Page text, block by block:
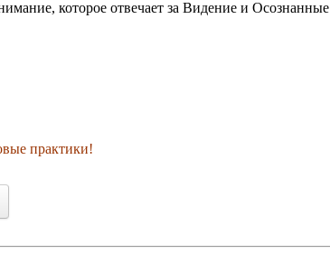
кото­рое отве­ча­ет за Виде­ние и Осо­знан­ные
практики!